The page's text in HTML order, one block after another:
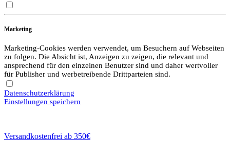
Marketing
Marketing-Cookies werden verwendet, um Besuchern auf Webseiten
zu folgen. Die Absicht ist, Anzeigen zu zeigen, die relevant und
ansprechend für den einzelnen Benutzer sind und daher wertvoller
für Publisher und werbetreibende Drittparteien sind.
Datenschutzerklärung
Einstellungen speichern
Versandkostenfrei ab 350€